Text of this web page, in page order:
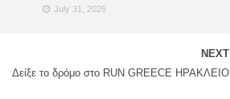
July 31, 2026
NEXT
Δείξε το δρόμο στο RUN GREECE ΗΡΑΚΛΕΙΟ